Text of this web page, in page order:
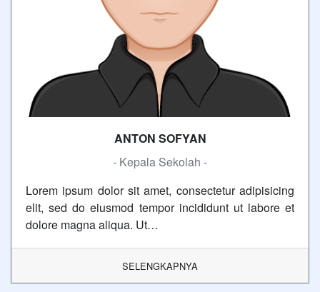
ANTON SOFYAN
- Kepala Sekolah -
Lorem ipsum dolor sit amet, consectetur adipisicing
elit, sed do eiusmod tempor incididunt ut labore et
dolore magna aliqua. Ut…
SELENGKAPNYA